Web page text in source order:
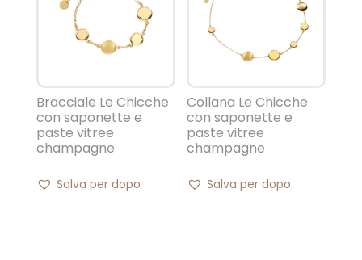
Bracciale Le Chicche
con saponette e
paste vitree
champagne
Salva per dopo
Collana Le Chicche
con saponette e
paste vitree
champagne
Salva per dopo